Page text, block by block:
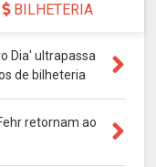
BILHETERIA
Dia' ultrapassa
de bilheteria
retornam ao